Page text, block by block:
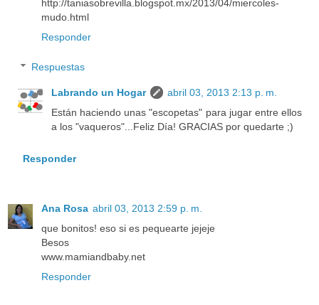
http://taniasobrevilla.blogspot.mx/2013/04/miercoles-
mudo.html
Responder
Respuestas
Labrando un Hogar
abril 03, 2013 2:13 p. m.
Están haciendo unas "escopetas" para jugar entre ellos
a los "vaqueros"...Feliz Día! GRACIAS por quedarte ;)
Responder
Ana Rosa abril 03, 2013 2:59 p. m.
que bonitos! eso si es pequearte jejeje
Besos
www.mamiandbaby.net
Responder